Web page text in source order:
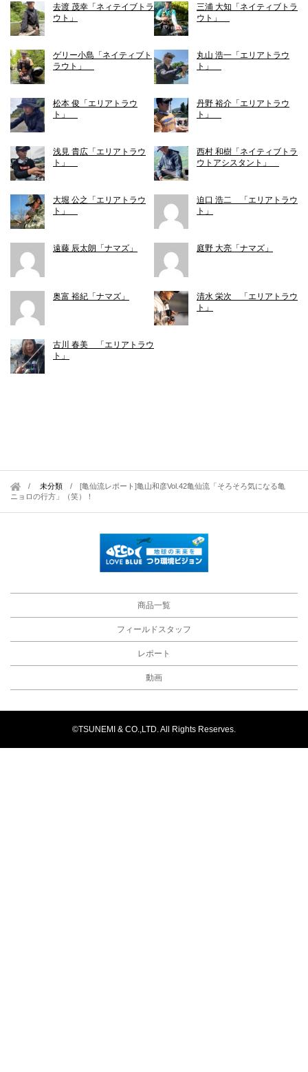
去渡 茂幸「ネィテイブトラ
ウト」
三浦 大知「ネイティブトラ
ウト」
ゲリー小島「ネイティブト
ラウト」
丸山 浩一「エリアトラウ
ト」
松本 俊「エリアトラウ
ト」
丹野 裕介「エリアトラウ
ト」
浅見 貴広「エリアトラウ
ト」
西村 和樹「ネイティブトラ
ウトアシスタント」
大堀 公之「エリアトラウ
ト」
迫口 浩二 「エリアトラウ
ト」
遠藤 辰太朗「ナマズ」 庭野 大亮「ナマズ」
奥富 裕紀「ナマズ」
清水 栄次 「エリアトラウ
ト」
古川 春美 「エリアトラウ
ト」
未分類 /[亀仙流レポート]亀山和彦Vol.42亀仙流「そろそろ気になる亀
ニョロの行方」（笑）！
商品一覧
フィールドスタッフ
レポート
動画
©TSUNEMI & CO.,LTD. All Rights Reserves.